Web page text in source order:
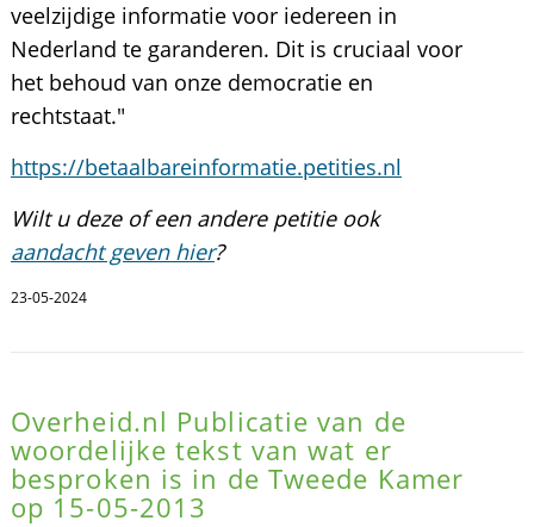
veelzijdige informatie voor iedereen in
Nederland te garanderen. Dit is cruciaal voor
het behoud van onze democratie en
rechtstaat."
https://betaalbareinformatie.petities.nl
Wilt u deze of een andere petitie ook
aandacht geven hier?
23-05-2024
Overheid.nl Publicatie van de
woordelijke tekst van wat er
besproken is in de Tweede Kamer
op 15-05-2013